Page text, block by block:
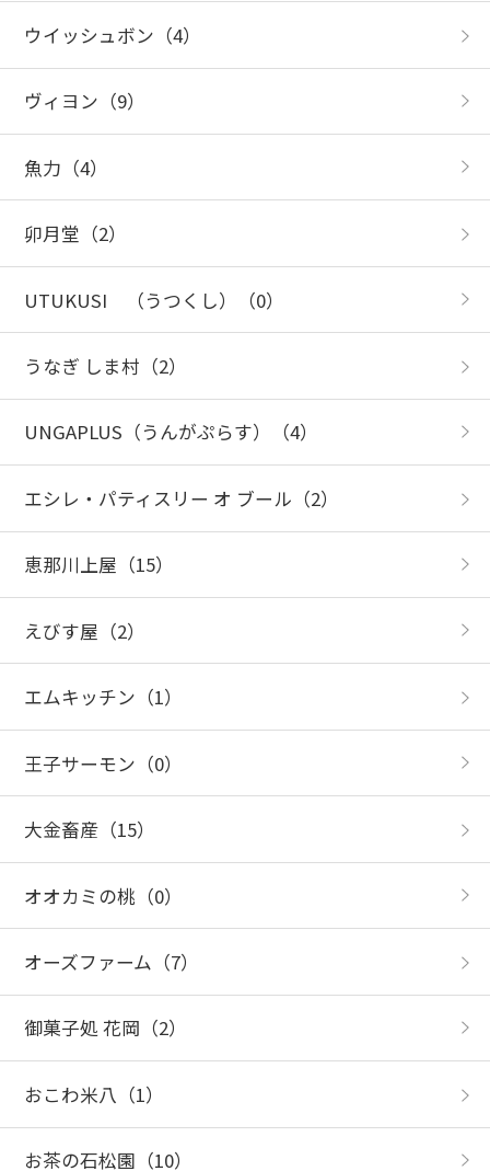
ウイッシュボン （4）
ヴィヨン （9）
魚力 （4）
卯月堂 （2）
UTUKUSI （うつくし） （0）
うなぎ しま村 （2）
UNGAPLUS（うんがぷらす） （4）
エシレ・パティスリー オ ブール （2）
恵那川上屋 （15）
えびす屋 （2）
エムキッチン （1）
王子サーモン （0）
大金畜産（15）
オオカミの桃 （0）
オーズファーム （7）
御菓子処 花岡 （2）
おこわ米八 （1）
お茶の石松園 （10）